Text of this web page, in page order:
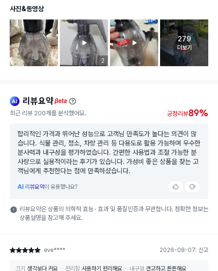
사진&동영상
리뷰 이미지 등록 개수
2
고객 리뷰
279
더보기
ai 리뷰요약beta
최근 리뷰 200개를 분석했어요. 긍정리뷰89%
합리적인 가격과 뛰어난 성능으로 고객님 만족도가 높다는 의견이 많
습니다. 식물 관리, 청소, 차량 관리 등 다용도로 활용 가능하며 우수한
분사력과 내구성을 평가하였습니다. 간편한 사용법과 조절 가능한 분
사량으로 실용적이라는 후기가 있습니다. 가성비 좋은 상품을 찾는 고
객님에게 추천한다는 점에 만족하셨습니다.
AI 리뷰요약이 유용했나요?
리뷰요약은 상품의 의학적 효능 · 효과 및 품질인증과 무관합니다. 정확한 정보는
상품설명을 참고해 주세요.
별점 5점 eve**** 2026-08-07 신고
크기 생각보다 커요 편리함 사용하기 편리해요 내구성 견고하고 튼튼해요